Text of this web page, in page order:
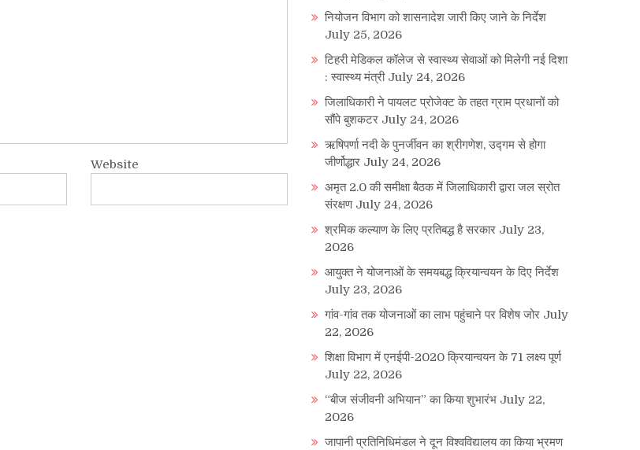
Website
नियोजन विभाग को शासनादेश जारी किए जाने के निर्देश
July 25, 2026
टिहरी मेडिकल कॉलेज से स्वास्थ्य सेवाओं को मिलेगी नई दिशा
: स्वास्थ्य मंत्री July 24, 2026
जिलाधिकारी ने पायलट प्रोजेक्ट के तहत ग्राम प्रधानों को
सौंपे बुशकटर July 24, 2026
ऋषिपर्णा नदी के पुनर्जीवन का श्रीगणेश, उद्गम से होगा
जीर्णोद्धार July 24, 2026
अमृत 2.0 की समीक्षा बैठक में जिलाधिकारी द्वारा जल स्रोत
संरक्षण July 24, 2026
श्रमिक कल्याण के लिए प्रतिबद्ध है सरकार July 23,
2026
आयुक्त ने योजनाओं के समयबद्ध क्रियान्वयन के दिए निर्देश
July 23, 2026
गांव-गांव तक योजनाओं का लाभ पहुंचाने पर विशेष जोर July
22, 2026
शिक्षा विभाग में एनईपी-2020 क्रियान्वयन के 71 लक्ष्य पूर्ण
July 22, 2026
“बीज संजीवनी अभियान” का किया शुभारंभ July 22,
2026
जापानी प्रतिनिधिमंडल ने दून विश्वविद्यालय का किया भ्रमण